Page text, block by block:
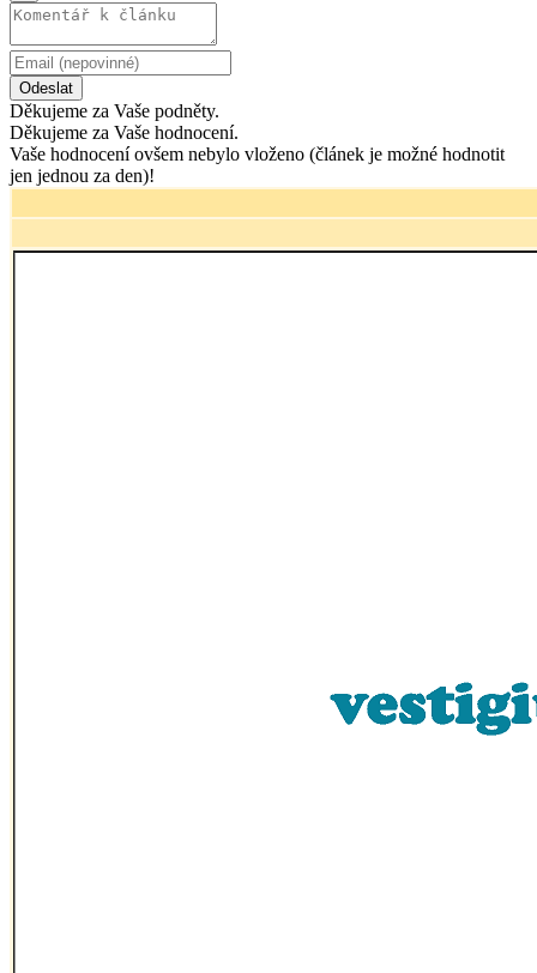
Odeslat
Děkujeme za Vaše podněty.
Děkujeme za Vaše hodnocení.
Vaše hodnocení ovšem nebylo vloženo (článek je možné hodnotit
jen jednou za den)!